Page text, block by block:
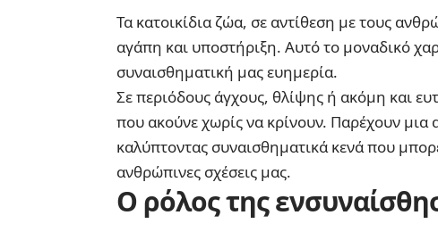
Τα κατοικίδια ζώα, σε αντίθεση με τους
αγάπη και υποστήριξη. Αυτό το μοναδικό
συναισθηματική μας ευημερία.
Σε περιόδους άγχους, θλίψης ή ακόμη και
που ακούνε χωρίς να κρίνουν. Παρέχουν μια
καλύπτοντας συναισθηματικά κενά που
ανθρώπινες σχέσεις μας.
Ο ρόλος της